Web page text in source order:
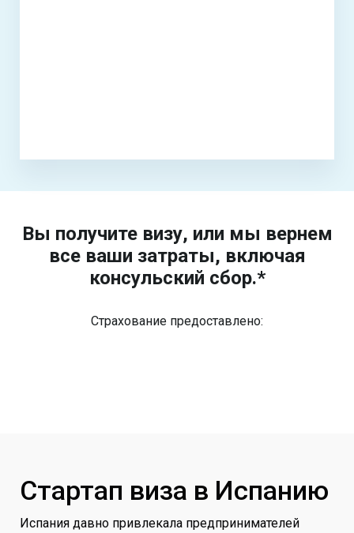
Вы получите визу, или мы вернем
все ваши затраты, включая
консульский сбор.*
Страхование предоставлено:
Стартап виза в Испанию
Испания давно привлекала предпринимателей